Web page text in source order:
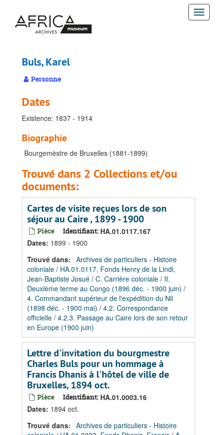
contenu
Buls, Karel
Personne
Dates
Existence: 1837 - 1914
Biographie
Bourgemèstre de Bruxelles (1881-1899)
Trouvé dans 2 Collections et/ou
documents:
Cartes de visite reçues lors de son
séjour au Caire , 1899 - 1900
Pièce Identifiant: HA.01.0117.167
Dates: 1899 - 1900
Trouvé dans: Archives de particuliers - Histoire
coloniale / HA.01.0117, Fonds Henry de la Lindi,
Jean-Baptiste Josué / C. Carrière coloniale / II.
Deuxième terme au Congo (1896 déc. - 1900 juin) /
4. Commandant supérieur de l'expédition du Nil
(1898 déc. - 1900 mai) / 4.2. Correspondance
officielle / 4.2.3. Passage au Caire lors de son retour
en Europe (1900 juin)
Lettre d'invitation du bourgmestre
Charles Buls pour un hommage à
Francis Dhanis à l'hôtel de ville de
Bruxelles, 1894 oct.
Pièce Identifiant: HA.01.0003.16
Dates: 1894 oct.
Trouvé dans: Archives de particuliers - Histoire